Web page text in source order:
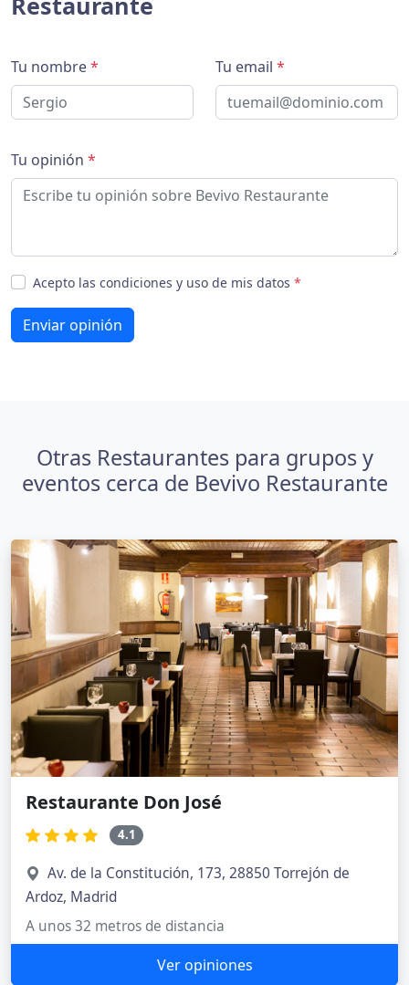
Tu nombre* Tu email *
Tu opinión *
Acepto las condiciones y uso de mis datos *
Enviar opinión
Otras Restaurantes para grupos y
eventos cerca de Bevivo Restaurante
Restaurante Don José
4.1
Av. de la Constitución, 173, 28850 Torrejón de
Ardoz, Madrid
A unos 32 metros de distancia
Ver opiniones